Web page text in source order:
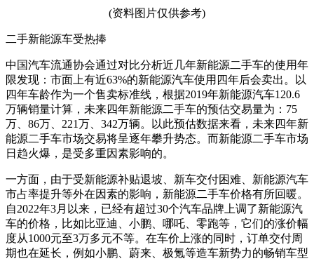
(资料图片仅供参考)
二手新能源车受热捧
中国汽车流通协会通过对比分析近几年新能源二手车的使用年
限发现：市面上有近63%的新能源汽车使用四年后会卖出。以
四年车龄作为一个售卖标准线，根据2019年新能源汽车120.6
万辆销量计算，未来四年新能源二手车的预估交易量为：75
万、86万、221万、342万辆。以此预估数据来看，未来四年新
能源二手车市场交易将呈逐年攀升势态。而新能源二手车市场
日趋火爆，是受多重因素影响的。
一方面，由于受新能源补贴退坡、新车交付困难、新能源汽车
市占率提升等外在因素的影响，新能源二手车价格有所回暖。
自2022年3月以来，已经有超过30个汽车品牌上调了新能源汽
车的价格，比如比亚迪、小鹏、哪吒、零跑等，它们的涨价幅
度从1000元至3万多元不等。在车价上涨的同时，订单交付周
期也在延长，例如小鹏、蔚来、极氪等造车新势力的畅销车型